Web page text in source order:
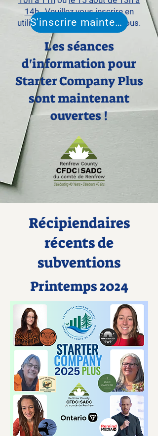
14h. Veuillez vous inscrire en
utilisant le formulaire ci-dessous.
S'inscrire maintenant
Les séances
d'information pour
Starter Company Plus
sont maintenant
ouvertes !
Récipiendaires
récents de
subventions
Printemps 2024